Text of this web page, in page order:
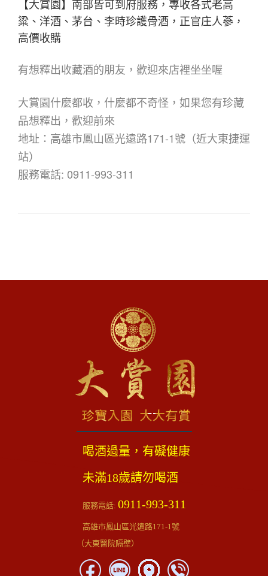
【大賞園】南部皆可到府服務，專收各式老高
粱、洋酒、茅台、李時珍護骨酒，正官庄人蔘，
高價收購
有想釋出收藏酒的朋友，歡迎來店裡坐坐喔
大賞園什麼都收，什麼都不奇怪，如果您有珍藏
品想釋出，歡迎前來
地址：高雄市鳳山區光遠路171-1號（近大東捷運
站）
服務電話: 0911-993-311
喝酒過量，有礙健康
未滿18歲請勿喝酒
服務電話: 0911-993-311
高雄市鳳山區光遠路171-1號
（大東醫院隔壁）